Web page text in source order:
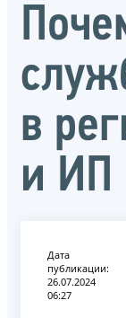
в
и ИП
Дата
публикации:
26.07.2024
06:27